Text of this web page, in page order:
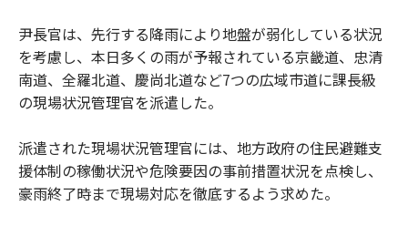
尹長官は、先行する降雨により地盤が弱化している状況
を考慮し、本日多くの雨が予報されている京畿道、忠清
南道、全羅北道、慶尚北道など7つの広域市道に課長級
の現場状況管理官を派遣した。
派遣された現場状況管理官には、地方政府の住民避難支
援体制の稼働状況や危険要因の事前措置状況を点検し、
豪雨終了時まで現場対応を徹底するよう求めた。